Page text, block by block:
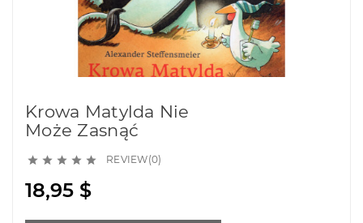
Krowa Matylda Nie
Może Zasnąć
     REVIEW(0)
18,95 $